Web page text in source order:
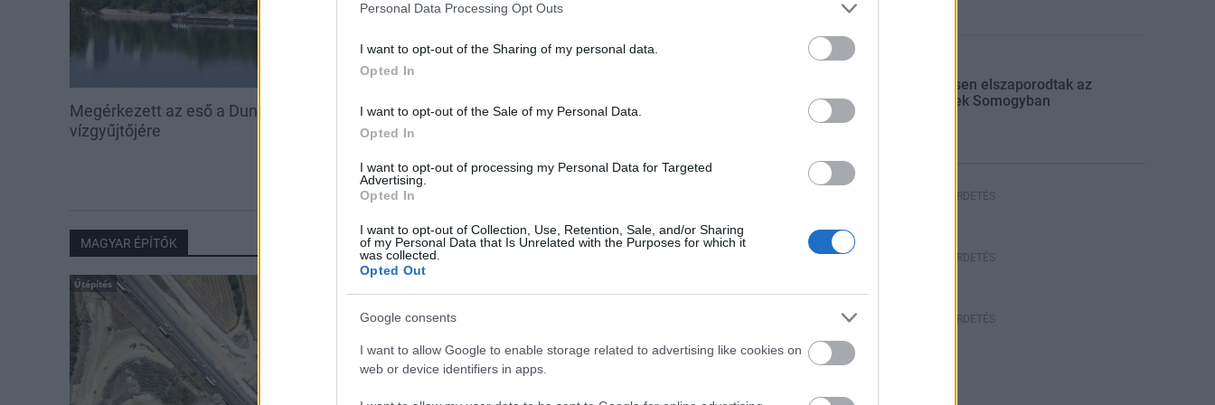
Personal Data Processing Opt Outs
I want to opt-out of the Sharing of my personal data.
Opted In
I want to opt-out of the Sale of my Personal Data.
Opted In
I want to opt-out of processing my Personal Data for Targeted
Advertising.
Opted In
I want to opt-out of Collection, Use, Retention, Sale, and/or Sharing
of my Personal Data that Is Unrelated with the Purposes for which it
was collected.
Opted Out
Google consents
I want to allow Google to enable storage related to advertising like cookies on
web or device identifiers in apps.
Megérkezett az eső a Duna
vízgyűjtőjére
Hőség és vízhiány - itatók
feltöltésével segítik a
erdőkben
Amire többmillióan vártunk:
MAGYAR ÉPÍTŐK
Útépítés
csomópont épül Angyalföldön
Hódmezővásárhely jó hírű
Jelentősen elszaporodtak az
avartüzek Somogyban
HIRDETÉS
HÍRDETÉS
HÍRDETÉS